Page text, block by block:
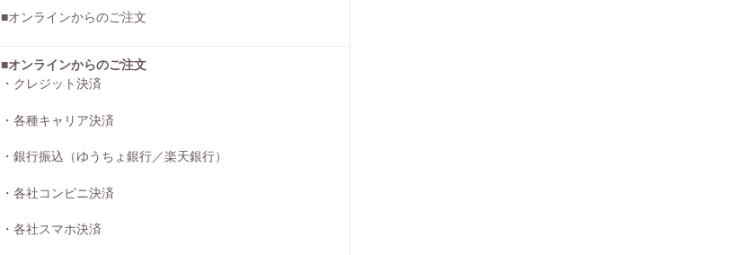
■オンラインからのご注文
■オンラインからのご注文
・クレジット決済
・各種キャリア決済
・銀行振込（ゆうちょ銀行／楽天銀行）
・各社コンビニ決済
・各社スマホ決済